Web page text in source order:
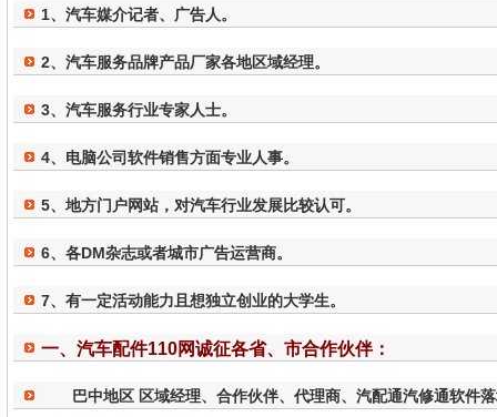
1、汽车媒介记者、广告人。
2、汽车服务品牌产品厂家各地区域经理。
3、汽车服务行业专家人士。
4、电脑公司软件销售方面专业人事。
5、地方门户网站，对汽车行业发展比较认可。
6、各DM杂志或者城市广告运营商。
7、有一定活动能力且想独立创业的大学生。
一、汽车配件110网诚征各省、市合作伙伴：
巴中地区 区域经理、合作伙伴、代理商、汽配通汽修通软件